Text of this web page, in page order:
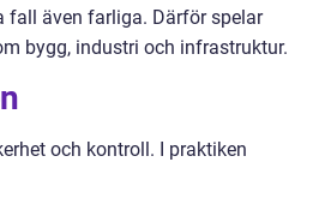
fall även farliga. Därför spelar
bygg, industri och infrastruktur.
och kontroll. I praktiken